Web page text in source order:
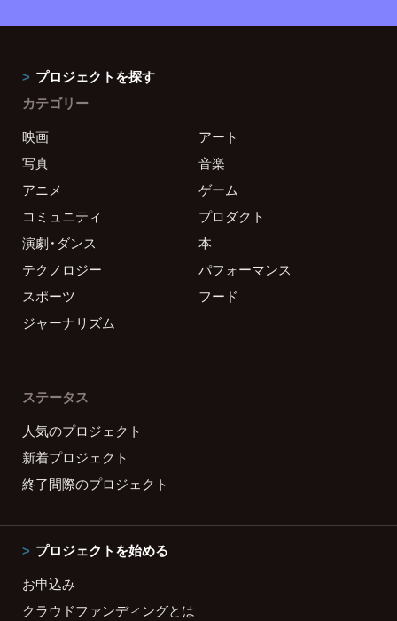
プロジェクトを探す
カテゴリー
映画
アート
写真
音楽
アニメ
ゲーム
コミュニティ
プロダクト
演劇・ダンス
本
テクノロジー
パフォーマンス
スポーツ
フード
ジャーナリズム
ステータス
人気のプロジェクト
新着プロジェクト
終了間際のプロジェクト
プロジェクトを始める
お申込み
クラウドファンディングとは